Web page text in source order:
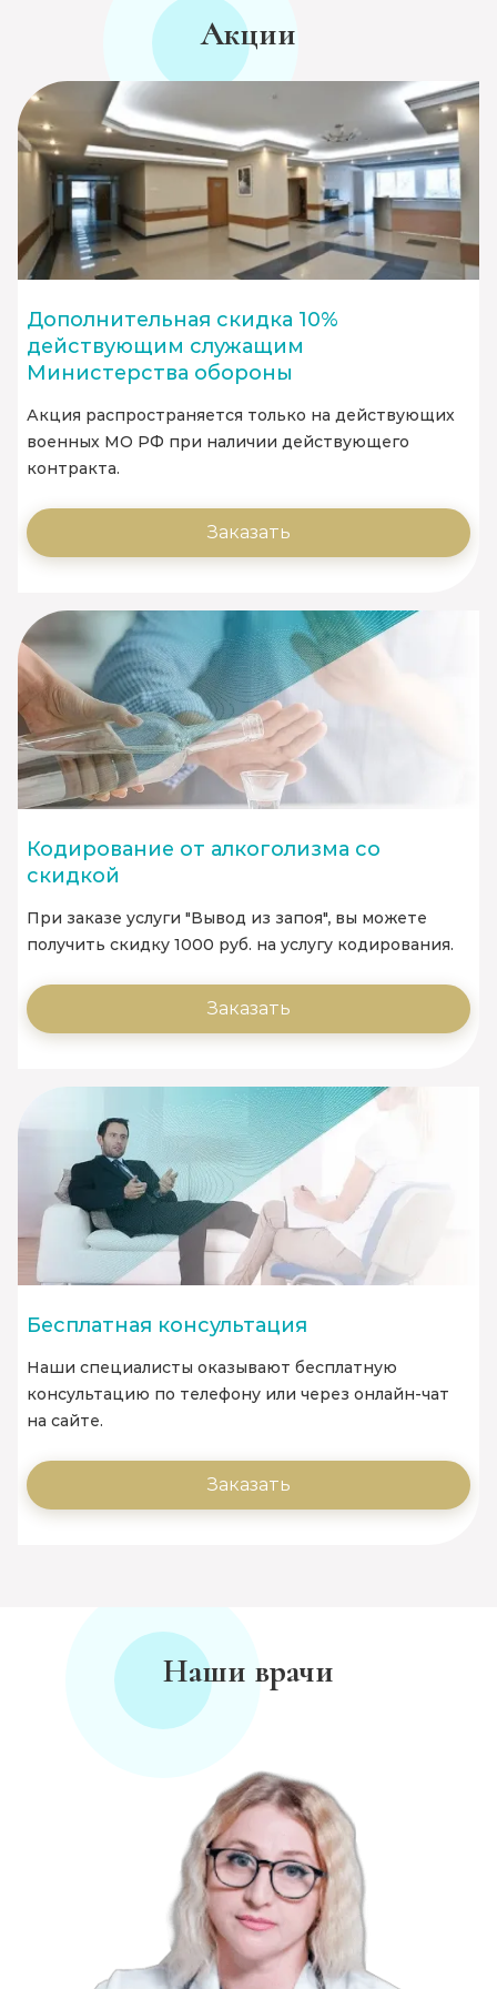
Акции
Дополнительная скидка 10%
действующим служащим
Министерства обороны
Акция распространяется только на действующих
военных МО РФ при наличии действующего
контракта.
Заказать
Кодирование от алкоголизма со
скидкой
При заказе услуги "Вывод из запоя", вы можете
получить скидку 1000 руб. на услугу кодирования.
Заказать
Бесплатная консультация
Наши специалисты оказывают бесплатную
консультацию по телефону или через онлайн-чат
на сайте.
Заказать
Наши врачи